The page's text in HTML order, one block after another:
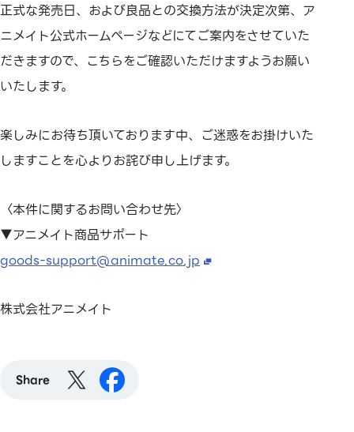
正式な発売日、および良品との交換方法が決定次第、ア
ニメイト公式ホームページなどにてご案内をさせていた
だきますので、こちらをご確認いただけますようお願い
いたします。
楽しみにお待ち頂いております中、ご迷惑をお掛けいた
しますことを心よりお詫び申し上げます。
〈本件に関するお問い合わせ先〉
▼アニメイト商品サポート
goods-support@animate.co.jp
株式会社アニメイト
Share